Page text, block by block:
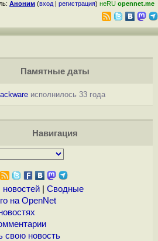
Аноним (вход | регистрация) неRU opennet.me
Памятные даты
исполнилось 33 года
Навигация
| Сводные
на OpenNet
свою новость